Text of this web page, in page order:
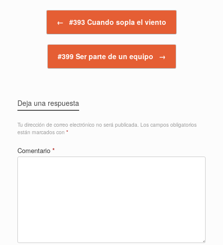
← #393 Cuando sopla el viento
#399 Ser parte de un equipo →
Deja una respuesta
Tu dirección de correo electrónico no será publicada. Los campos obligatorios
están marcados con *
Comentario *